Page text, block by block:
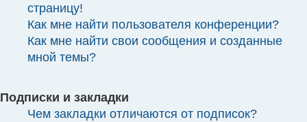
страницу!
Как мне найти пользователя конференции?
Как мне найти свои сообщения и созданные
мной темы?
Подписки и закладки
Чем закладки отличаются от подписок?